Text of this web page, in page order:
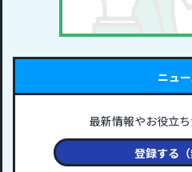
ニュ
最新情報やお役立
登録する（